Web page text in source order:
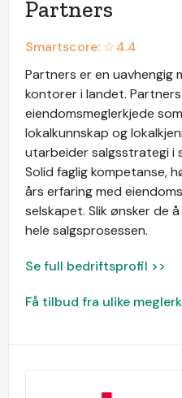
Partners
Smartscore: ☆4.4
Partners er en uavhengig
kontorer i landet.
eiendomsmeglerkjede
lokalkunnskap og
utarbeider salgsstrategi i
Solid faglig kompetanse,
års erfaring med
selskapet. Slik ønsker de
hele salgsprosessen.
Se full bedriftsprofil >>
Få tilbud fra ulike